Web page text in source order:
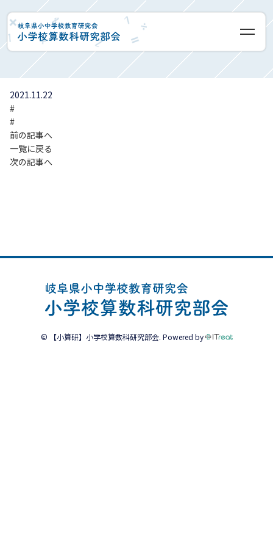
授業実践集
2021.11.22
#
#
前の記事へ
一覧に戻る
次の記事へ
© 【小算研】小学校算数科研究部会. Powered by